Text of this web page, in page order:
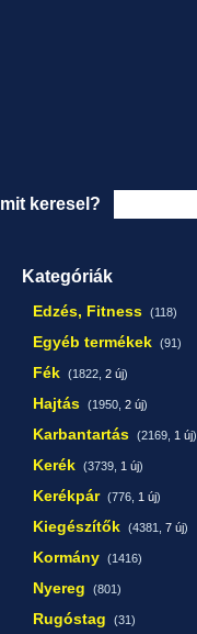
mit keresel?
Kategóriák
Edzés, Fitness (118)
Egyéb termékek (91)
Fék (1822, 2 új)
Hajtás (1950, 2 új)
Karbantartás (2169, 1 új)
Kerék (3739, 1 új)
Kerékpár (776, 1 új)
Kiegészítők (4381, 7 új)
Kormány (1416)
Nyereg (801)
Rugóstag (31)